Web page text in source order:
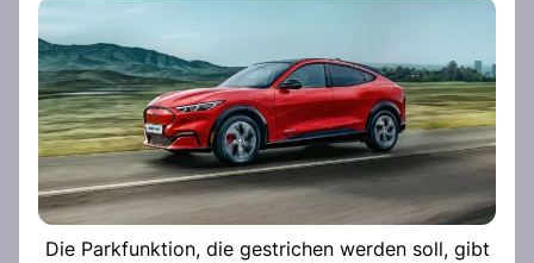
Die Parkfunktion, die gestrichen werden soll, gibt